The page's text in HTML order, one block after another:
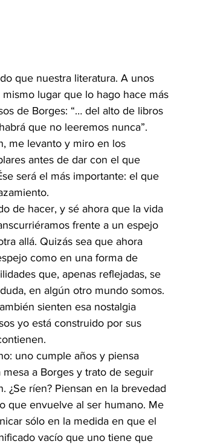
que nuestra literatura. A unos
lugar que lo hago hace más
de Borges: “… del alto de libros
que no leeremos nunca”.
me levanto y miro en los
antes de dar con el que
será el más importante: el que
de hacer, y sé ahora que la vida
frente a un espejo
allá. Quizás sea que ahora
como en una forma de
que, apenas reflejadas, se
en algún otro mundo somos.
sienten esa nostalgia
yo está construido por sus
uno cumple años y piensa
a Borges y trato de seguir
¿Se ríen? Piensan en la brevedad
que envuelve al ser humano. Me
sólo en la medida en que el
vacío que uno tiene que